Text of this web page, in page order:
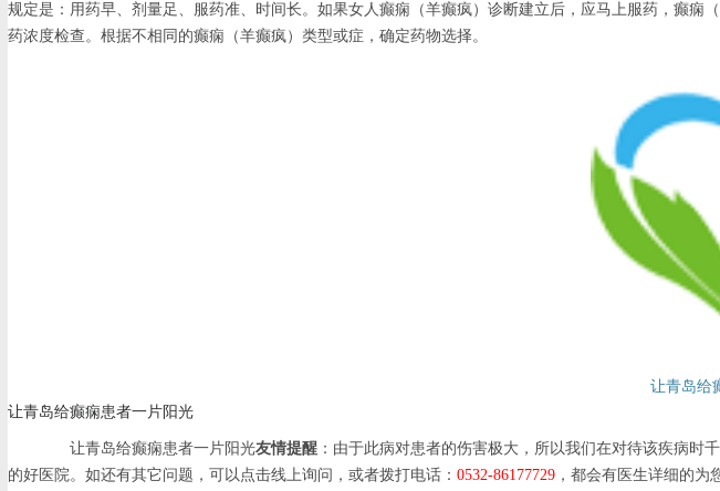
规定是：用药早、剂量足、服药准、时间长。如果女人癫痫（羊癫疯）诊断建立后，应马上服药，癫
药浓度检查。根据不相同的癫痫（羊癫疯）类型或症，确定药物选择。
让青岛给
让青岛给癫痫患者一片阳光
让青岛给癫痫患者一片阳光友情提醒：由于此病对患者的伤害极大，所以我们在对待该疾病时
的好医院。如还有其它问题，可以点击线上询问，或者拨打电话： 0532-86177729，都会有医生详细的为